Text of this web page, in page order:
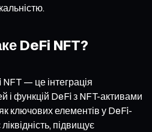
DeFi NFT?
— це інтеграція
і функцій DeFi з NFT-активами
ключових елементів у DeFi-
підвищує